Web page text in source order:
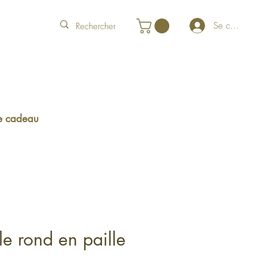
cadeau
Se connecter
rond en paille